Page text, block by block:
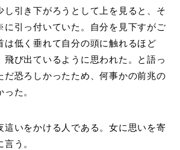
し引き下がろうとして上を見ると、そ
引っ付いていた。自分を見下すがご
は低く垂れて自分の頭に触れるほど
飛び出ているように思われた。と語っ
だ恐ろしかったため、何事かの前兆の
た。
いをかける人である。女に思いを寄
う。